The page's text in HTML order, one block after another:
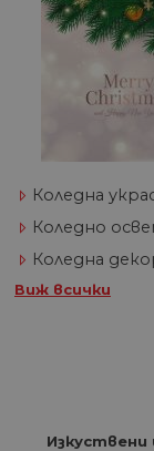
Коледна
Коледно
Коледна
Виж всички